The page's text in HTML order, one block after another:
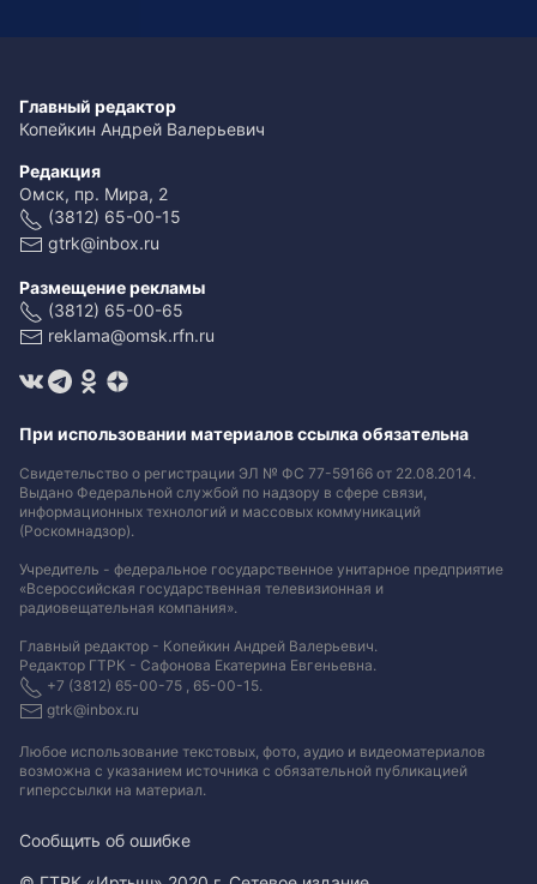
Главный редактор
Копейкин Андрей Валерьевич
Редакция
Омск, пр. Мира, 2
(3812) 65-00-15
gtrk@inbox.ru
Размещение рекламы
(3812) 65-00-65
reklama@omsk.rfn.ru
При использовании материалов ссылка обязательна
Свидетельство о регистрации ЭЛ № ФС 77-59166 от 22.08.2014.
Выдано Федеральной службой по надзору в сфере связи,
информационных технологий и массовых коммуникаций
(Роскомнадзор).
Учредитель - федеральное государственное унитарное предприятие
«Всероссийская государственная телевизионная и
радиовещательная компания».
Главный редактор - Копейкин Андрей Валерьевич.
Редактор ГТРК - Сафонова Екатерина Евгеньевна.
+7 (3812) 65-00-75 , 65-00-15.
gtrk@inbox.ru
Любое использование текстовых, фото, аудио и видеоматериалов
возможна с указанием источника с обязательной публикацией
гиперссылки на материал.
Сообщить об ошибке